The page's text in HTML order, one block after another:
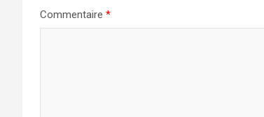
Commentaire *